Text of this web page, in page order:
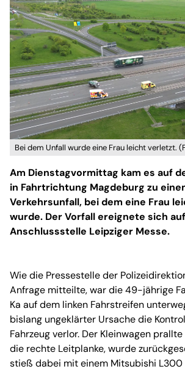
Bei dem Unfall wurde eine Frau leicht verletzt.
Am Dienstagvormittag kam es auf
in Fahrtrichtung Magdeburg zu
Verkehrsunfall, bei dem eine Frau
wurde. Der Vorfall ereignete sich
Anschlussstelle Leipziger Messe.
Wie die Pressestelle der
Anfrage mitteilte, war die 49-jährige
Ka auf dem linken Fahrstreifen
bislang ungeklärter Ursache die
Fahrzeug verlor. Der Kleinwagen
die rechte Leitplanke, wurde
stieß dabei mit einem Mitsubishi L300